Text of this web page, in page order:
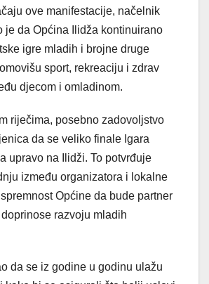
ove manifestacije, načelnik
je da Općina Ilidža kontinuirano
igre mladih i brojne druge
sport, rekreaciju i zdrav
djecom i omladinom.
riječima, posebno zadovoljstvo
da se veliko finale Igara
upravo na Ilidži. To potvrđuje
između organizatora i lokalne
Općine da bude partner
razvoju mladih
da se iz godine u godinu ulažu